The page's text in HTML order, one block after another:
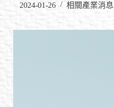
2024-01-26 相關產業消息